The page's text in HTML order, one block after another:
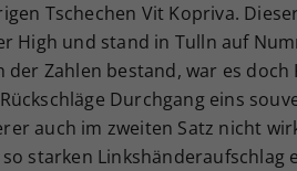
Tschechen Vit Kopriva.
High und stand in Tulln auf
der Zahlen bestand, war es
Durchgang eins
auch im zweiten Satz nicht
starken